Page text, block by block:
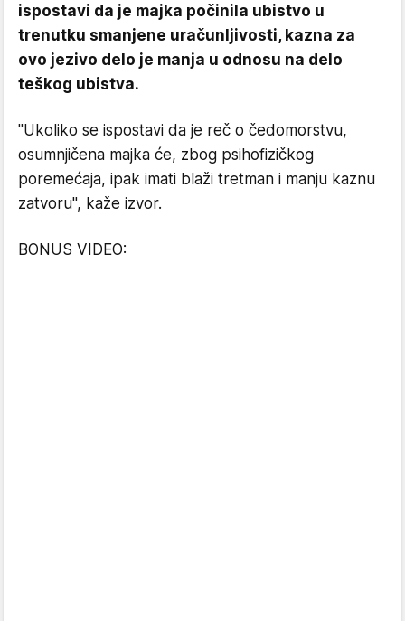
ispostavi da je majka počinila ubistvo u
trenutku smanjene uračunljivosti, kazna za
ovo jezivo delo je manja u odnosu na delo
teškog ubistva.
"Ukoliko se ispostavi da je reč o čedomorstvu,
osumnjičena majka će, zbog psihofizičkog
poremećaja, ipak imati blaži tretman i manju kaznu
zatvoru", kaže izvor.
BONUS VIDEO: